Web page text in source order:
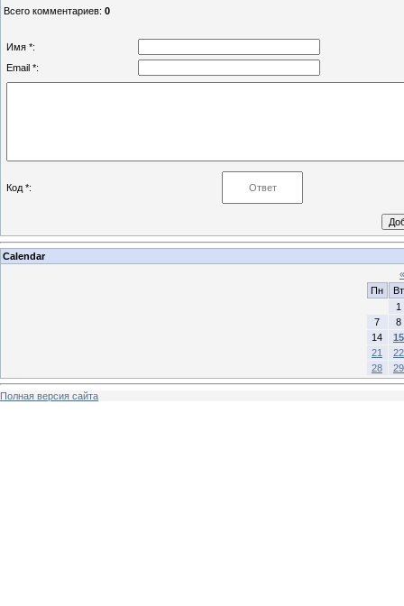
Всего комментариев: 0
Имя *:
Email *:
Код *:
Calendar
«
Пн
Вт
1
7
8
14
15
21
22
28
29
Полная версия сайта